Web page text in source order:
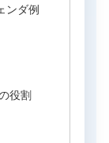
ンダ例
役割